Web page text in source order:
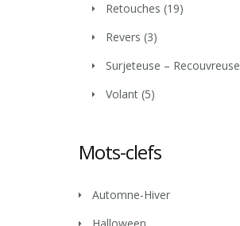
Retouches (19)
Revers (3)
Surjeteuse – Recouvreuse
Volant (5)
Mots-clefs
Automne-Hiver